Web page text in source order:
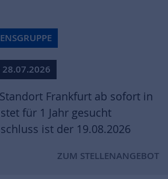
28.07.2026
Frankfurt ab sofort in
für 1 Jahr gesucht
ist der 19.08.2026
ZUM STELLENANGEBOT